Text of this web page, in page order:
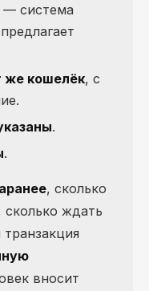
— система
же кошелёк, с
.
.
, сколько
сколько ждать
вносит